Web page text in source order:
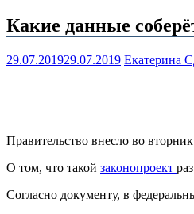
Какие данные
29.07.201929.07.2019 Екатерина
Правительство внесло во
О том, что такой законопроект
Согласно документу, в